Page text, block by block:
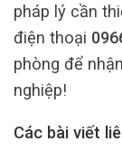
pháp lý cần
điện thoại
phòng để
nghiệp!
Các bài viết